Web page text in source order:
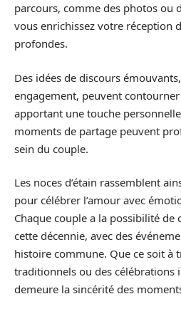
parcours, comme des photos ou
vous enrichissez votre réception
profondes.
Des idées de discours
engagement, peuvent
apportant une touche
moments de partage peuvent
sein du couple.
Les noces d’étain rassemblent
pour célébrer l’amour avec
Chaque couple a la possibilité
cette décennie, avec des
histoire commune. Que ce soit à
traditionnels ou des célébrations
demeure la sincérité des